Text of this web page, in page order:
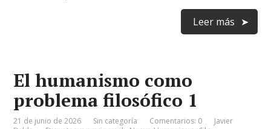
Leer más
El humanismo como
problema filosófico 1
21 de junio de 2026 Sin categoría Comentarios: 0
Javier